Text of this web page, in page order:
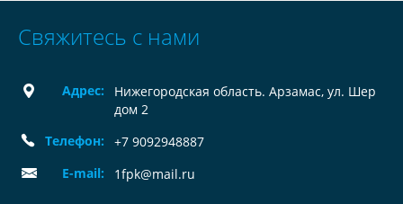
Свяжитесь с нами
Адрес:
Нижегородская область. Арзамас, ул. Шер
дом 2
Телефон:
+7 9092948887
E-mail:
1fpk@mail.ru